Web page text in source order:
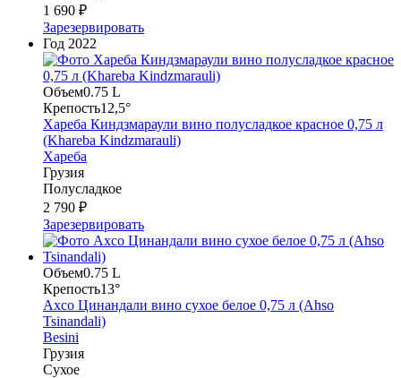
1 690 ₽
Зарезервировать
Год 2022
Объем0.75 L
Крепость12,5°
Хареба Киндзмараули вино полусладкое красное 0,75 л
(Khareba Kindzmarauli)
Хареба
Грузия
Полусладкое
2 790 ₽
Зарезервировать
Объем0.75 L
Крепость13°
Ахсо Цинандали вино сухое белое 0,75 л (Ahso
Tsinandali)
Besini
Грузия
Сухое